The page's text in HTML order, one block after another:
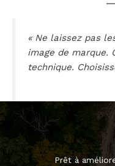
« Ne laissez pas
image de marque.
technique.
Prêt à